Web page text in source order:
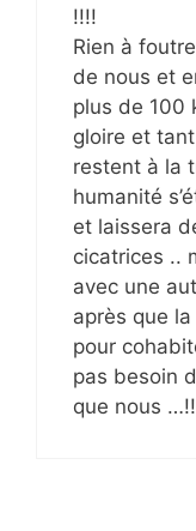
!!!!
Rien à
de nous et
plus de 100
gloire et
restent à la
humanité
et laissera
cicatrices ..
avec une
après que
pour
pas besoin
que nous …!!